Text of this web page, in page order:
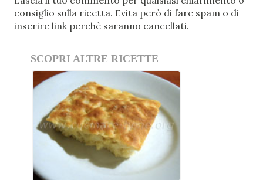
o
s
consiglio sulla ricetta. Evita però di fare spam o di
inserire link perchè saranno cancellati.
SCOPRI ALTRE RICETTE